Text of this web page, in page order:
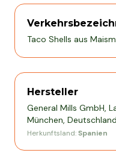
Taco Shells aus
Hersteller
General Mills GmbH,
München, Deutschland
Herkunftsland:Spanien